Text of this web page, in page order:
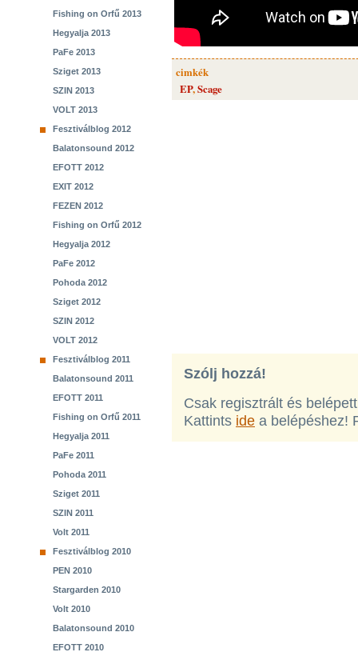
Fishing on Orfű 2013
Hegyalja 2013
PaFe 2013
Sziget 2013
SZIN 2013
VOLT 2013
Fesztiválblog 2012
Balatonsound 2012
EFOTT 2012
EXIT 2012
FEZEN 2012
Fishing on Orfű 2012
Hegyalja 2012
PaFe 2012
Pohoda 2012
Sziget 2012
SZIN 2012
VOLT 2012
Fesztiválblog 2011
Balatonsound 2011
EFOTT 2011
Fishing on Orfű 2011
Hegyalja 2011
PaFe 2011
Pohoda 2011
Sziget 2011
SZIN 2011
Volt 2011
Fesztiválblog 2010
PEN 2010
Stargarden 2010
Volt 2010
Balatonsound 2010
EFOTT 2010
cimkék
EP,Scage
Szólj hozzá!
Csak regisztrált és
Kattints ide a belépéshez!